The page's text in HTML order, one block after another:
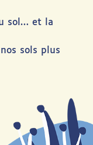
sol… et la
sols plus